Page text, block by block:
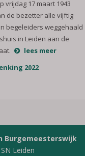
vrijdag 17 maart 1943
de bezetter alle vijftig
begeleiders weggehaald
in Leiden aan de
lees meer
2022
Burgemeesterswijk
Leiden